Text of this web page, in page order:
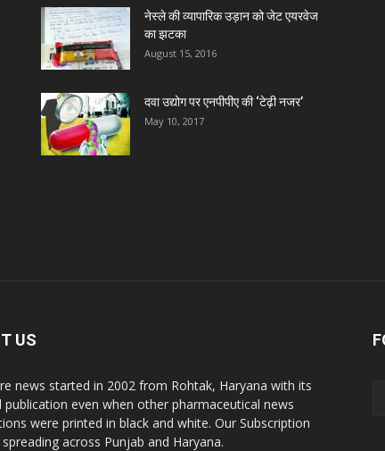
नेस्ले की व्यापारिक उड़ान को जेट एयरवेज
का झटका
August 15, 2016
दवा उद्योग पर एनपीपीए की ‘टेढ़ी नजर’
May 10, 2017
US
news started in 2002 from Rohtak, Haryana with its
publication even when other pharmaceutical news
were printed in black and white. Our Subscription
across Punjab and Haryana.